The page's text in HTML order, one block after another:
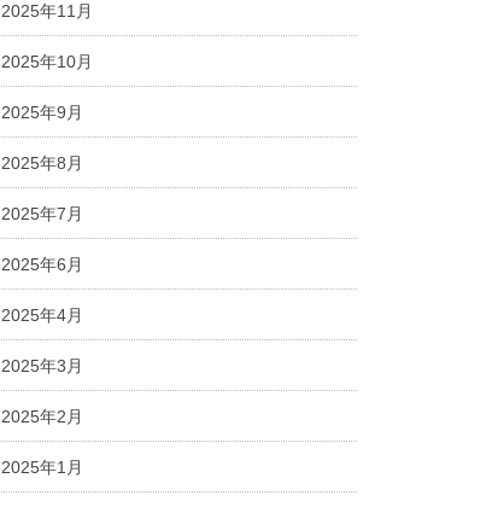
2025年11月
2025年10月
2025年9月
2025年8月
2025年7月
2025年6月
2025年4月
2025年3月
2025年2月
2025年1月